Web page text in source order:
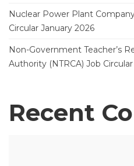
Nuclear Power Plant
Circular January 2026
Non-Government Teacher’s
Authority (NTRCA) Job
Recent